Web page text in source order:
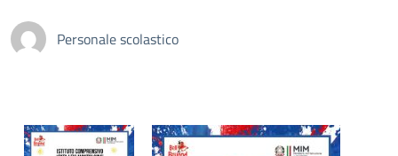
Personale scolastico